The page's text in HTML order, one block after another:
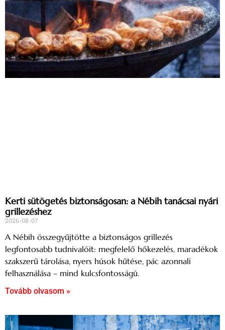
Kerti sütögetés biztonságosan: a Nébih tanácsai nyári
grillezéshez
2026-08-07
A Nébih összegyűjtötte a biztonságos grillezés
legfontosabb tudnivalóit: megfelelő hőkezelés, maradékok
szakszerű tárolása, nyers húsok hűtése, pác azonnali
felhasználása – mind kulcsfontosságú.
Tovább olvasom »